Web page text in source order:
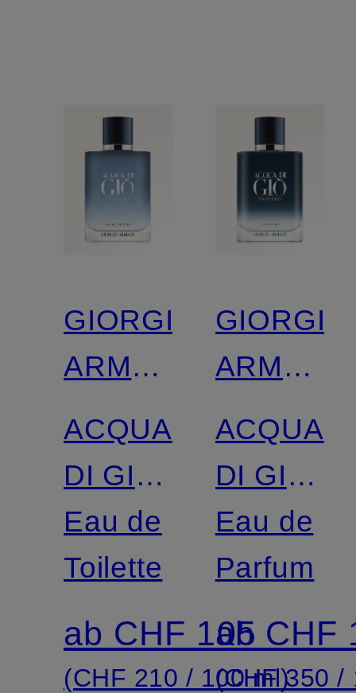
GIORGIO
ARMANI
BEAUTY
ACQUA
DI GIÒ
PROFONDO
Eau de
Toilette
ab CHF 105
(CHF 210 / 100 ml)
GIORGIO
ARMANI
BEAUTY
ACQUA
DI GIÒ
Eau de
Parfum
ab CHF
(CHF 350 /